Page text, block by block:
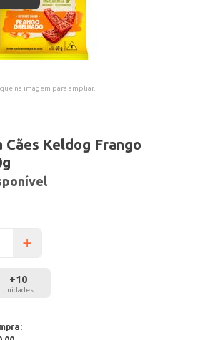
na imagem para ampliar.
Cães Keldog Frango
+10
unidades